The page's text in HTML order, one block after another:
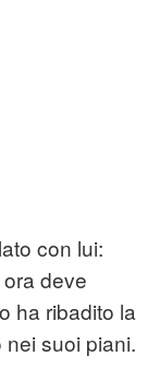
con lui:
deve
ha ribadito la
suoi piani.